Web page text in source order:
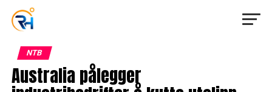
NTB
Australia pålegger